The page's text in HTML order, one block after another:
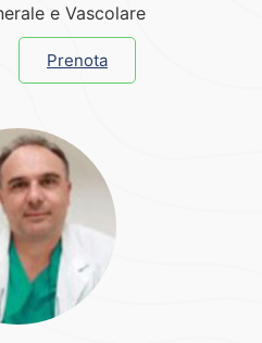
e Vascolare
Prenota